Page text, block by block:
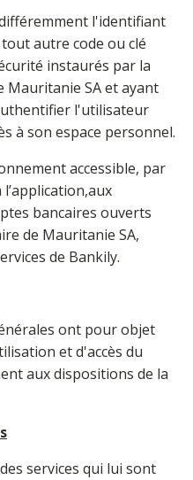
l'identifiant
autre code ou clé
instaurés par la
Mauritanie SA et ayant
l'utilisateur
à son espace personnel.
accessible, par
l’application,aux
bancaires ouverts
de Mauritanie SA,
de Bankily.
ont pour objet
et d'accès du
aux dispositions de la
services qui lui sont